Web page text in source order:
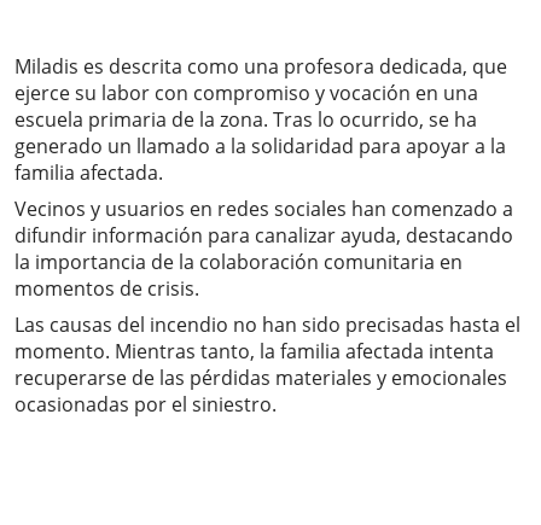
Miladis es descrita como una profesora dedicada, que
ejerce su labor con compromiso y vocación en una
escuela primaria de la zona. Tras lo ocurrido, se ha
generado un llamado a la solidaridad para apoyar a la
familia afectada.
Vecinos y usuarios en redes sociales han comenzado a
difundir información para canalizar ayuda, destacando
la importancia de la colaboración comunitaria en
momentos de crisis.
Las causas del incendio no han sido precisadas hasta el
momento. Mientras tanto, la familia afectada intenta
recuperarse de las pérdidas materiales y emocionales
ocasionadas por el siniestro.